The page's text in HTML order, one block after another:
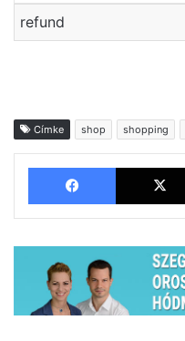
refund
Címke shop shopping
Facebook